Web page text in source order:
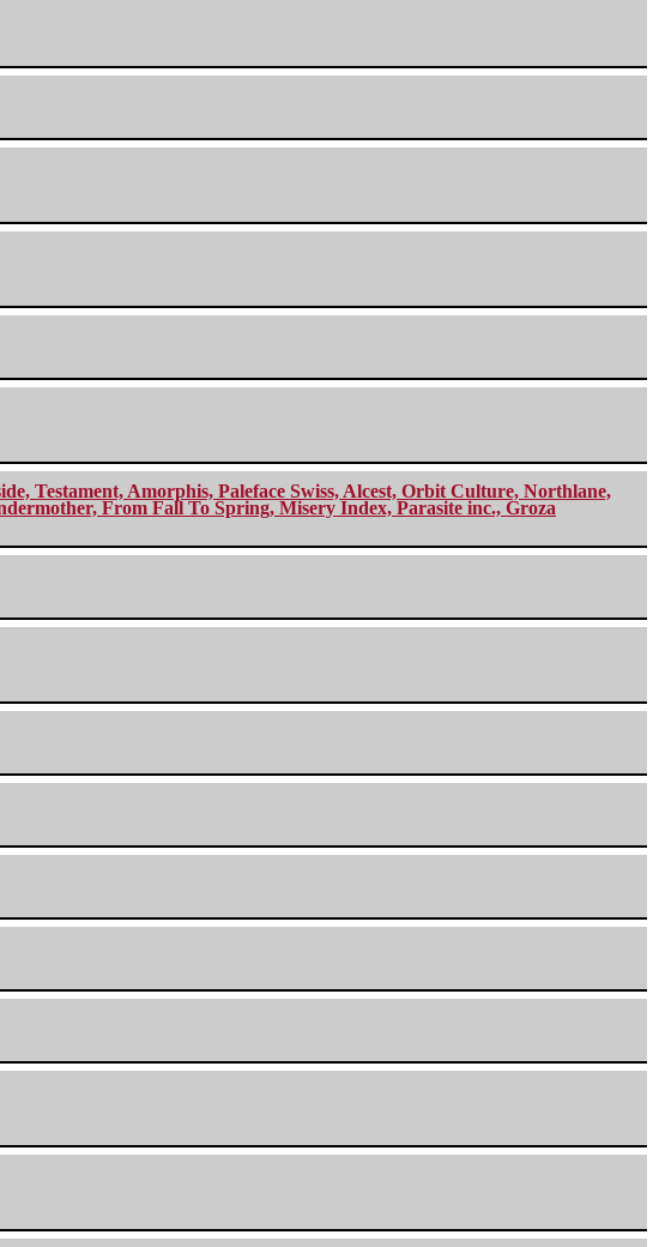
Testament, Amorphis, Paleface Swiss, Alcest, Orbit Culture, Northlane,
From Fall To Spring, Misery Index, Parasite inc., Groza